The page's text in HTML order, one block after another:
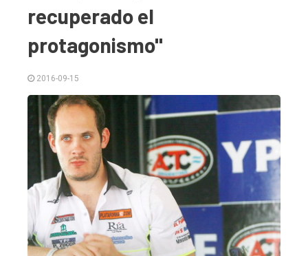
El
único
DIARIO
recuperado el
protagonismo"
2016-09-15